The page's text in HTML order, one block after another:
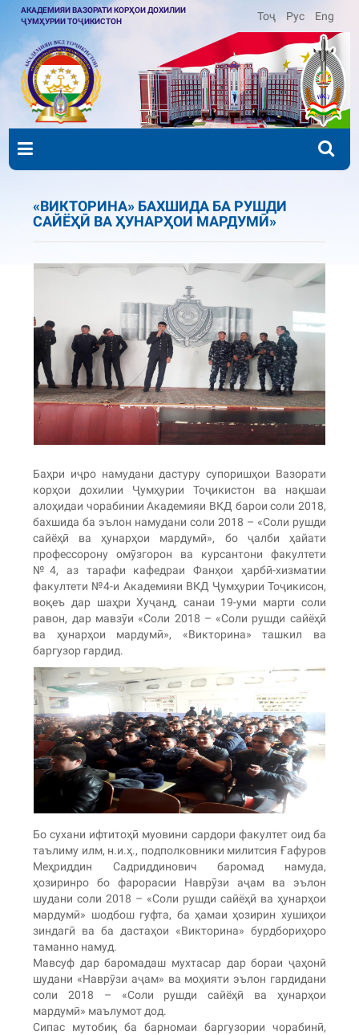
АКАДЕМИЯИ ВАЗОРАТИ КОРҲОИ ДОХИЛИИ
ҶУМҲУРИИ ТОҶИКИСТОН
Тоҷ Рус Eng
«ВИКТОРИНА» БАХШИДА БА РУШДИ
САЙЁҲӢ ВА ҲУНАРҲОИ МАРДУМӢ»
Баҳри иҷро намудани дастуру супоришҳои Вазорати
корҳои дохилии Ҷумҳурии Тоҷикистон ва нақшаи
алоҳидаи чорабинии Академияи ВКД барои соли 2018,
бахшида ба эълон намудани соли 2018 – «Соли рушди
сайёҳӣ ва ҳунарҳои мардумӣ», бо ҷалби ҳайати
профессорону омӯзгорон ва курсантони факултети
№4, аз тарафи кафедраи Фанҳои ҳарбӣ-хизматии
факултети №4-и Академияи ВКД Ҷумҳурии Тоҷикисон,
воқеъ дар шаҳри Хуҷанд, санаи 19-уми марти соли
равон, дар мавзӯи «Соли 2018 – «Соли рушди сайёҳӣ
ва ҳунарҳои мардумӣ», «Викторина» ташкил ва
баргузор гардид.
Бо сухани ифтитоҳӣ муовини сардори факултет оид ба
таълиму илм, н.и.ҳ., подполковники милитсия Ғафуров
Меҳриддин Садриддинович баромад намуда,
ҳозиринро бо фарорасии Наврӯзи аҷам ва эълон
шудани соли 2018 – «Соли рушди сайёҳӣ ва ҳунарҳои
мардумӣ» шодбош гуфта, ба ҳамаи ҳозирин хушиҳои
зиндагӣ ва ба дастаҳои «Викторина» бурдбориҳоро
таманно намуд.
Мавсуф дар баромадаш мухтасар дар бораи ҷаҳонӣ
шудани «Наврӯзи аҷам» ва моҳияти эълон гардидани
соли 2018 – «Соли рушди сайёҳӣ ва ҳунарҳои
мардумӣ» маълумот дод.
Сипас мутобиқ ба барномаи баргузории чорабинӣ,